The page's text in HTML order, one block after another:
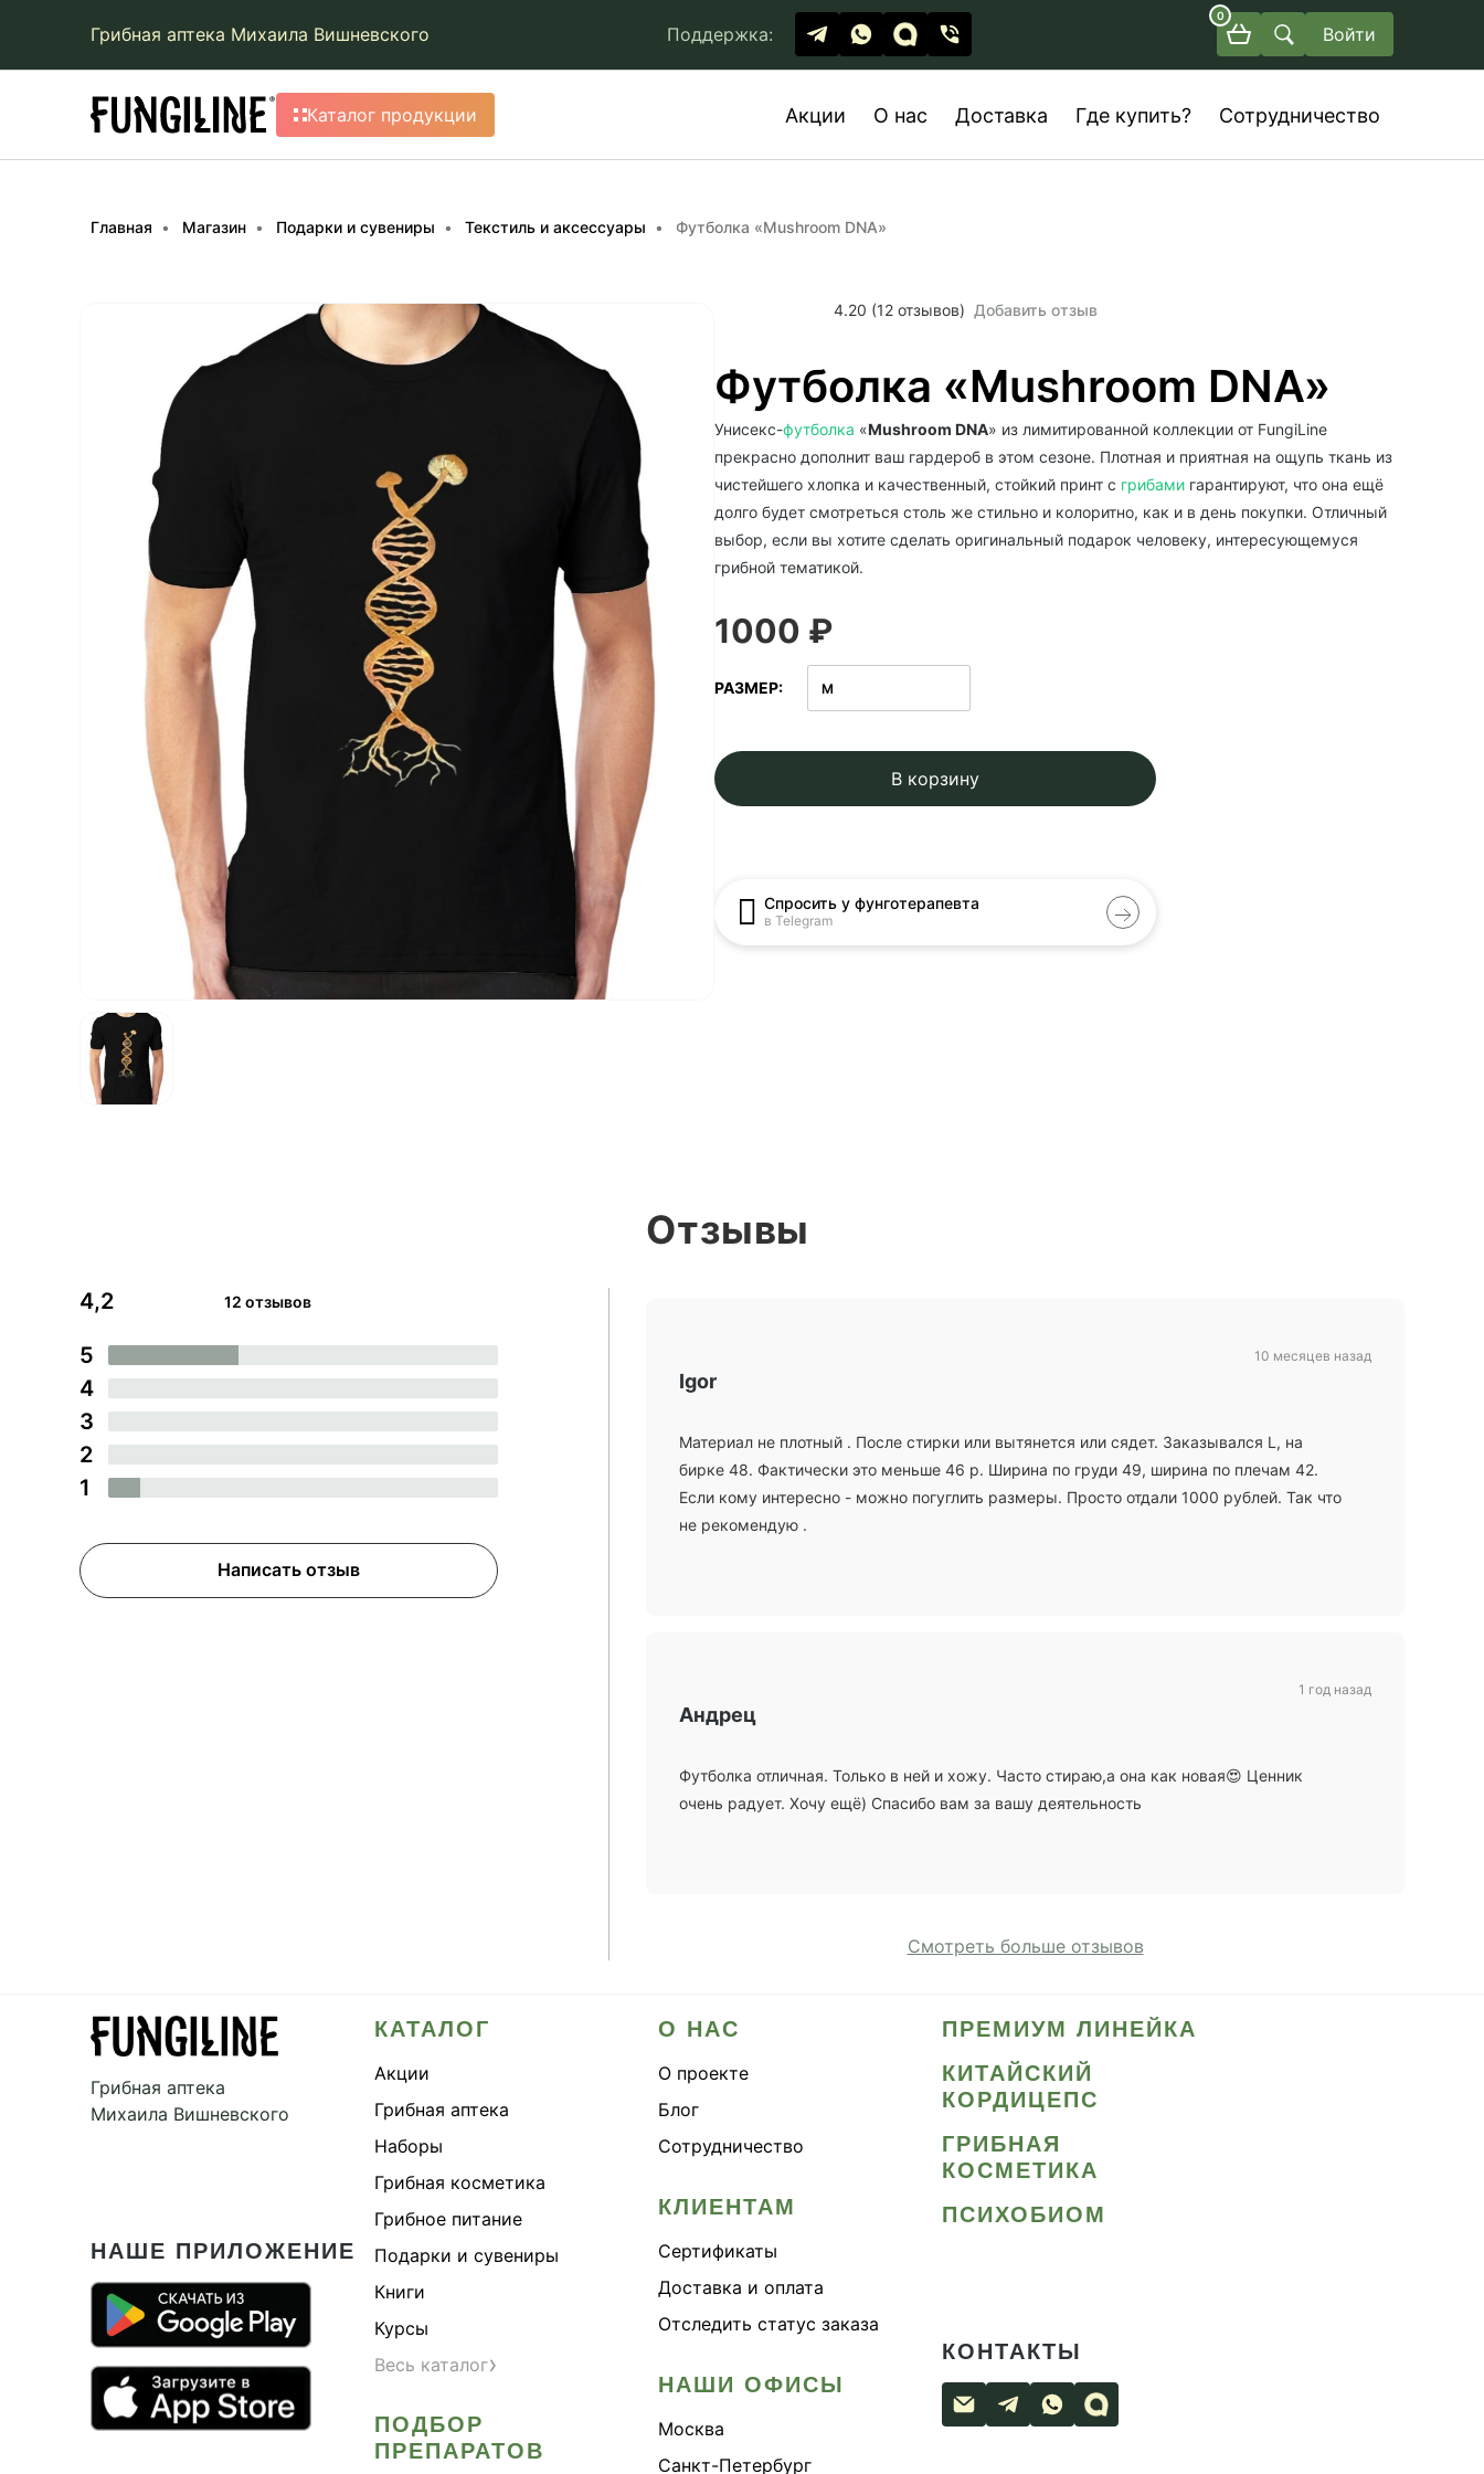
Грибная аптека Михаила Вишневского Поддержка:
0
Войти
Каталог продукции Акции О нас Доставка Где купить? Сотрудничество
Главная Магазин Подарки и сувениры Текстиль и аксессуары Футболка «Mushroom DNA»
4.20 (12 отзывов) Добавить отзыв
Футболка «Mushroom DNA»
Унисекс-футболка «Mushroom DNA» из лимитированной коллекции от FungiLine
прекрасно дополнит ваш гардероб в этом сезоне. Плотная и приятная на ощупь ткань из
чистейшего хлопка и качественный, стойкий принт с грибамигарантируют, что она ещё
долго будет смотреться столь же стильно и колоритно, как и в день покупки. Отличный
выбор, если вы хотите сделать оригинальный подарок человеку, интересующемуся
грибной тематикой.
1000 ₽
РАЗМЕР
В корзину
Спросить у фунготерапевта
в Telegram
4,2 12 отзывов
5
4
3
2
1
Написать отзыв
Отзывы
Igor
Материал не плотный . После стирки или вытянется или сядет. Заказывался L, на
бирке 48. Фактически это меньше 46 р. Ширина по груди 49, ширина по плечам 42.
Если кому интересно - можно погуглить размеры. Просто отдали 1000 рублей. Так что
не рекомендую .
10 месяцев назад
Андрец
Футболка отличная. Только в ней и хожу. Часто стираю,а она как новая😍 Ценник
очень радует. Хочу ещё) Спасибо вам за вашу деятельность
1 год назад
Смотреть больше отзывов
Грибная аптека
Михаила Вишневского
НАШЕ ПРИЛОЖЕНИЕ
КАТАЛОГ
Акции
Грибная аптека
Наборы
Грибная косметика
Грибное питание
Подарки и сувениры
Книги
Курсы
Весь каталог›
ПОДБОР
ПРЕПАРАТОВ
О НАС
О проекте
Блог
Сотрудничество
КЛИЕНТАМ
Сертификаты
Доставка и оплата
Отследить статус заказа
НАШИ ОФИСЫ
Москва
Санкт-Петербург
ПРЕМИУМ ЛИНЕЙКА
КИТАЙСКИЙ
КОРДИЦЕПС
ГРИБНАЯ
КОСМЕТИКА
ПСИХОБИОМ
КОНТАКТЫ